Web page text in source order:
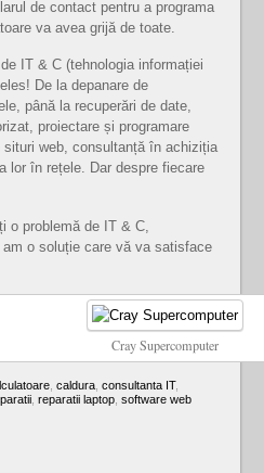
de contact pentru a programa
va avea grijă de toate.
IT & C (tehnologia informației
De la depanare de
până la recuperări de date,
proiectare și programare
web, consultanță în achiziția
lor în rețele. Dar despre fiecare
o problemă de IT & C,
o soluție care vă va satisface
Cray Supercomputer
, caldura, consultanta IT,
, reparatii laptop, software web